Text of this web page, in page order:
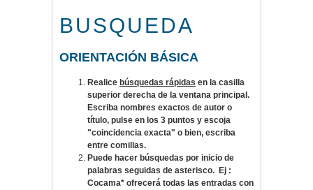
BUSQUEDA
ORIENTACIÓN BÁSICA
Realice búsquedas rápidas en la casilla
superior derecha de la ventana principal.
Escriba nombres exactos de autor o
título, pulse en los 3 puntos y escoja
"coincidencia exacta" o bien, escriba
entre comillas.
Puede hacer búsquedas por inicio de
palabras seguidas de asterisco. Ej :
Cocama* ofrecerá todas las entradas con